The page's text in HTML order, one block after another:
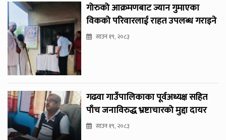
गोरुको आक्रमणबाट ज्यान गुमाएका
विकको परिवारलाई राहत उपलब्ध गराइने
साउन १९, २०८३
गढवा गाउँपालिकाका पूर्वअध्यक्ष सहित
पाँच जनाविरुद्ध भ्रष्टाचारको मुद्दा दायर
साउन १९, २०८३